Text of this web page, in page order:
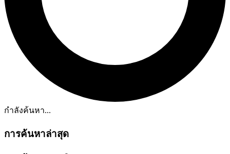
กำลังค้นหา...
การค้นหาล่าสุด